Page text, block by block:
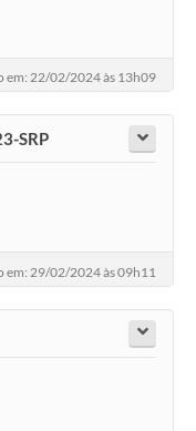
em: 22/02/2024 às 13h09
SRP
em: 29/02/2024 às 09h11